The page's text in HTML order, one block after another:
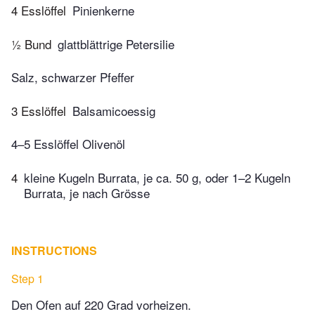
4 Esslöffel Pinienkerne
½ Bund glattblättrige Petersilie
Salz, schwarzer Pfeffer
3 Esslöffel Balsamicoessig
4–5 Esslöffel Olivenöl
4 kleine Kugeln Burrata, je ca. 50 g, oder 1–2 Kugeln
Burrata, je nach Grösse
INSTRUCTIONS
Step 1
Den Ofen auf 220 Grad vorheizen.